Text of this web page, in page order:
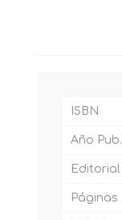
ISBN
Año Pub.
Editorial
Páginas